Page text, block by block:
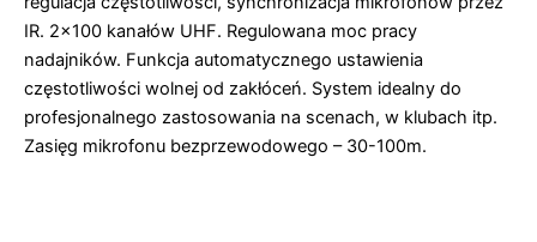
IR. 2×100 kanałów UHF. Regulowana moc pracy
nadajników. Funkcja automatycznego ustawienia
częstotliwości wolnej od zakłóceń. System idealny do
profesjonalnego zastosowania na scenach, w klubach itp.
Zasięg mikrofonu bezprzewodowego – 30-100m.